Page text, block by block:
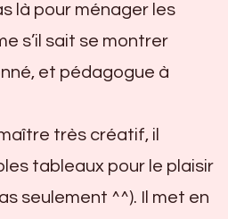
là pour ménager les
s’il sait se montrer
et pédagogue à
très créatif, il
tableaux pour le plaisir
seulement ^^). Il met en